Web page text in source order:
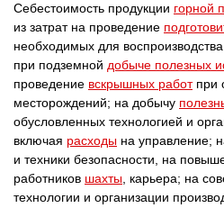
Себестоимость продукции горной
из затрат на проведение
необходимых для
при подземной добыче полезных
проведение вскрышных работпри
месторождений; на добычу
обусловленных технологией и
включая расходы на управление;
и техники безопасности, на
работников шахты , карьера; на
технологии и организации